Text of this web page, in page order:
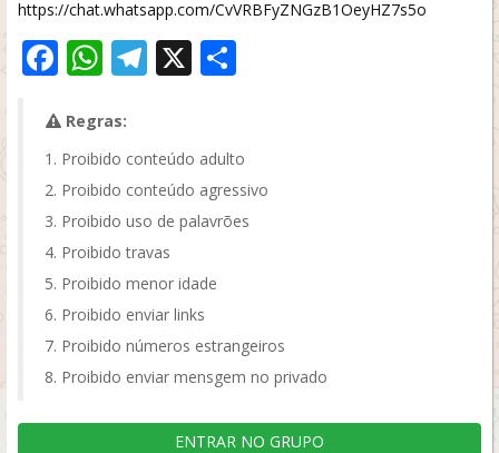
https://chat.whatsapp.com/CvVRBFyZNGzB1OeyHZ7s5o
Facebook
WhatsApp
Telegram
X
Regras:
Proibido conteúdo adulto
Proibido conteúdo agressivo
Proibido uso de palavrões
Proibido travas
Proibido menor idade
Proibido enviar links
Proibido números estrangeiros
Proibido enviar mensgem no privado
ENTRAR NO GRUPO